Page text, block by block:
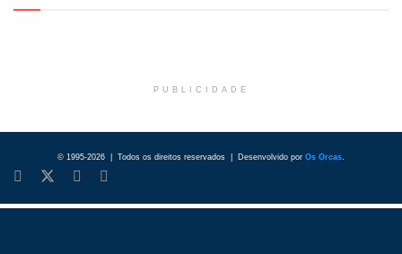
PUBLICIDADE
© 1995-2026 | Todos os direitos reservados | Desenvolvido por Os Orcas